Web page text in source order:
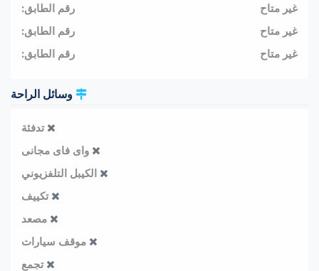
رقم الطابق:
غير متاح
رقم الطابق:
غير متاح
رقم الطابق:
غير متاح
وسائل الراحة
تدفئة
واى فاى مجانى
الكيبل التلفزيوني
تكييف
مصعد
موقف سيارات
تجمع